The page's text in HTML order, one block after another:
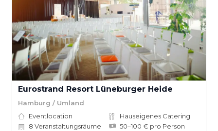
Eurostrand Resort Lüneburger Heide
Hamburg / Umland
Eventlocation
Hauseigenes Catering
8 Veranstaltungsräume
50–100 € pro Person